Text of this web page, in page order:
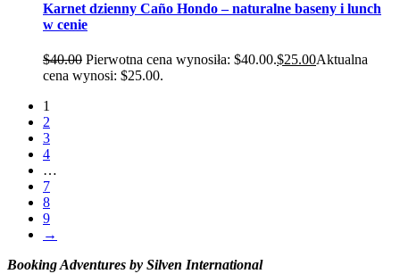
Karnet dzienny Caño Hondo – naturalne baseny i lunch
w cenie
$40.00 Pierwotna cena wynosiła: $40.00.$25.00Aktualna
cena wynosi: $25.00.
1
2
3
4
…
7
8
9
→
Booking Adventures by Silven International